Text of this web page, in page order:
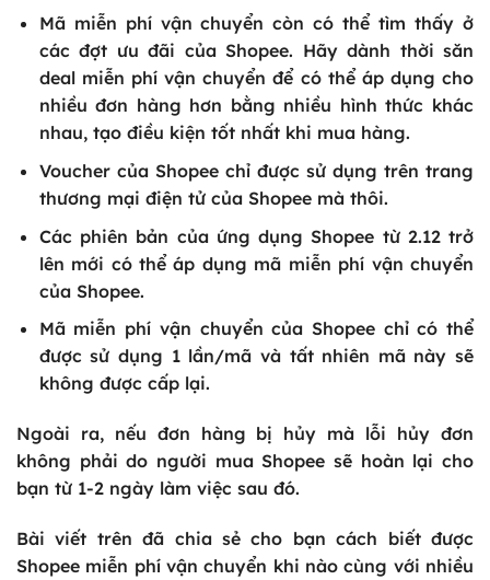
Mã miễn phí vận chuyển còn có thể tìm thấy ở
các đợt ưu đãi của Shopee. Hãy dành thời săn
deal miễn phí vận chuyển để có thể áp dụng cho
nhiều đơn hàng hơn bằng nhiều hình thức khác
nhau, tạo điều kiện tốt nhất khi mua hàng.
Voucher của Shopee chỉ được sử dụng trên trang
thương mại điện tử của Shopee mà thôi.
Các phiên bản của ứng dụng Shopee từ 2.12 trở
lên mới có thể áp dụng mã miễn phí vận chuyển
của Shopee.
Mã miễn phí vận chuyển của Shopee chỉ có thể
được sử dụng 1 lần/mã và tất nhiên mã này sẽ
không được cấp lại.
Ngoài ra, nếu đơn hàng bị hủy mà lỗi hủy đơn
không phải do người mua Shopee sẽ hoàn lại cho
bạn từ 1-2 ngày làm việc sau đó.
Bài viết trên đã chia sẻ cho bạn cách biết được
Shopee miễn phí vận chuyển khi nào cùng với nhiều